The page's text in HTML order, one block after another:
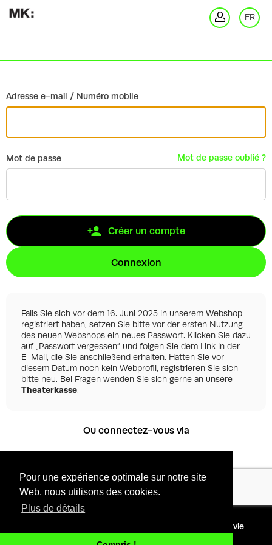
Pour une expérience optimale sur notre site
Web, nous utilisons des cookies.
Plus de détails
FR
Adresse e-mail / Numéro mobile
Mot de passe Mot de passe oublié ?
Créer un compte
Connexion
Falls Sie sich vor dem 16. Juni 2025 in unserem Webshop
registriert haben, setzen Sie bitte vor der ersten Nutzung
des neuen Webshops ein neues Passwort. Klicken Sie dazu
auf „Passwort vergessen“ und folgen Sie dem Link in der
E-Mail, die Sie anschließend erhalten. Hatten Sie vor
diesem Datum noch kein Webprofil, registrieren Sie sich
bitte neu. Bei Fragen wenden Sie sich gerne an unsere
Theaterkasse.
Ou connectez-vous via
Facebook
Tixly
Protection de la vie